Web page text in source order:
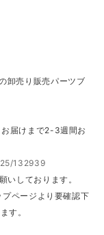
卸売り販売パーツブ
届けまで2-3週間お
132939
しております。
ページより要確認下
す。